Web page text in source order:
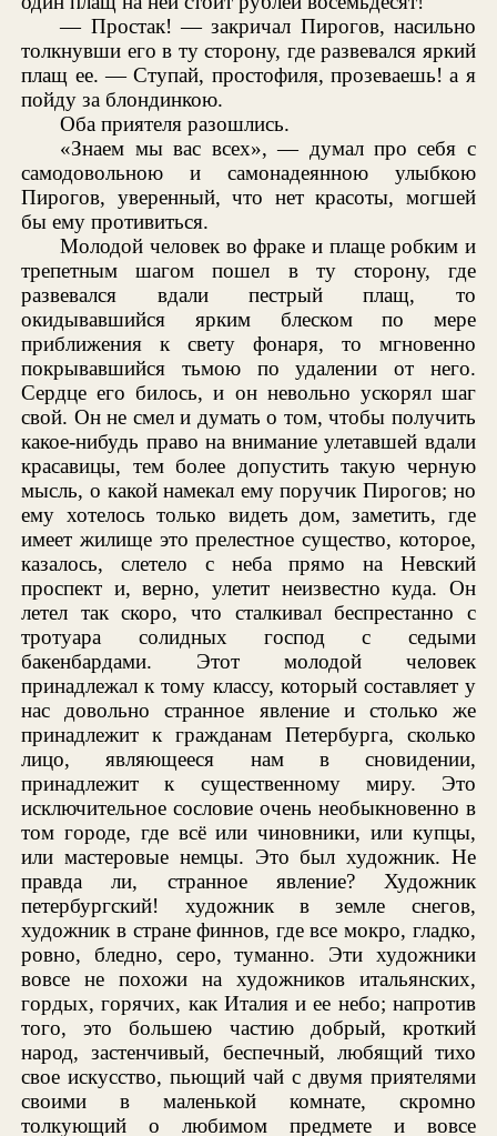
— Простак! — закричал Пирогов, насильно
толкнувши его в ту сторону, где развевался яркий
плащ ее. — Ступай, простофиля, прозеваешь! а я
пойду за блондинкою.
Оба приятеля разошлись.
«Знаем мы вас всех», — думал про себя с
самодовольною и самонадеянною улыбкою
Пирогов, уверенный, что нет красоты, могшей
бы ему противиться.
Молодой человек во фраке и плаще робким и
трепетным шагом пошел в ту сторону, где
развевался вдали пестрый плащ, то
окидывавшийся ярким блеском по мере
приближения к свету фонаря, то мгновенно
покрывавшийся тьмою по удалении от него.
Сердце его билось, и он невольно ускорял шаг
свой. Он не смел и думать о том, чтобы получить
какое-нибудь право на внимание улетавшей вдали
красавицы, тем более допустить такую черную
мысль, о какой намекал ему поручик Пирогов; но
ему хотелось только видеть дом, заметить, где
имеет жилище это прелестное существо, которое,
казалось, слетело с неба прямо на Невский
проспект и, верно, улетит неизвестно куда. Он
летел так скоро, что сталкивал беспрестанно с
тротуара солидных господ с седыми
бакенбардами. Этот молодой человек
принадлежал к тому классу, который составляет у
нас довольно странное явление и столько же
принадлежит к гражданам Петербурга, сколько
лицо, являющееся нам в сновидении,
принадлежит к существенному миру. Это
исключительное сословие очень необыкновенно в
том городе, где всё или чиновники, или купцы,
или мастеровые немцы. Это был художник. Не
правда ли, странное явление? Художник
петербургский! художник в земле снегов,
художник в стране финнов, где все мокро, гладко,
ровно, бледно, серо, туманно. Эти художники
вовсе не похожи на художников итальянских,
гордых, горячих, как Италия и ее небо; напротив
того, это большею частию добрый, кроткий
народ, застенчивый, беспечный, любящий тихо
свое искусство, пьющий чай с двумя приятелями
своими в маленькой комнате, скромно
толкующий о любимом предмете и вовсе